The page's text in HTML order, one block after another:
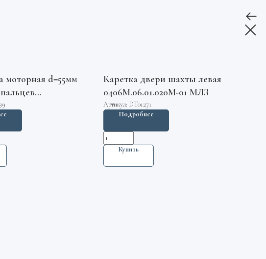
моторная d=55мм
03 МЛЗ
Каретка двери шахты левая
0406М.06.01.020М-01 МЛЗ
Артикул: DT01271
Подробнее
Купить